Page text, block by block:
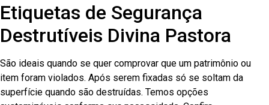
Etiquetas de Segurança
Destrutíveis Divina Pastora
São ideais quando se quer comprovar que um patrimônio ou
item foram violados. Após serem fixadas só se soltam da
superfície quando são destruídas. Temos opções